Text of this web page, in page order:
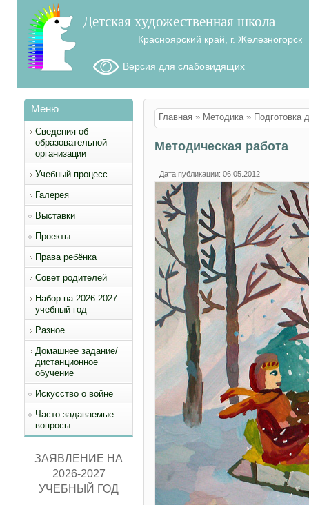
Детская художественная школа
Красноярский край, г. Железногорск
Версия для слабовидящих
Меню
Сведения об
образовательной
организации
Учебный процесс
Галерея
Выставки
Проекты
Права ребёнка
Совет родителей
Набор на 2026-2027
учебный год
Разное
Домашнее задание/
дистанционное
обучение
Искусство о войне
Часто задаваемые
вопросы
ЗАЯВЛЕНИЕ НА
2026-2027
УЧЕБНЫЙ ГОД
Вы здесь
Главная » Методика » Подготовка
Методическая работа
Дата публикации: 06.05.2012